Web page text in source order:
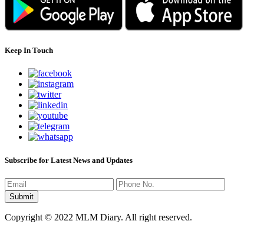
Keep In Touch
Subscribe for Latest News and Updates
Copyright © 2022 MLM Diary. All right reserved.